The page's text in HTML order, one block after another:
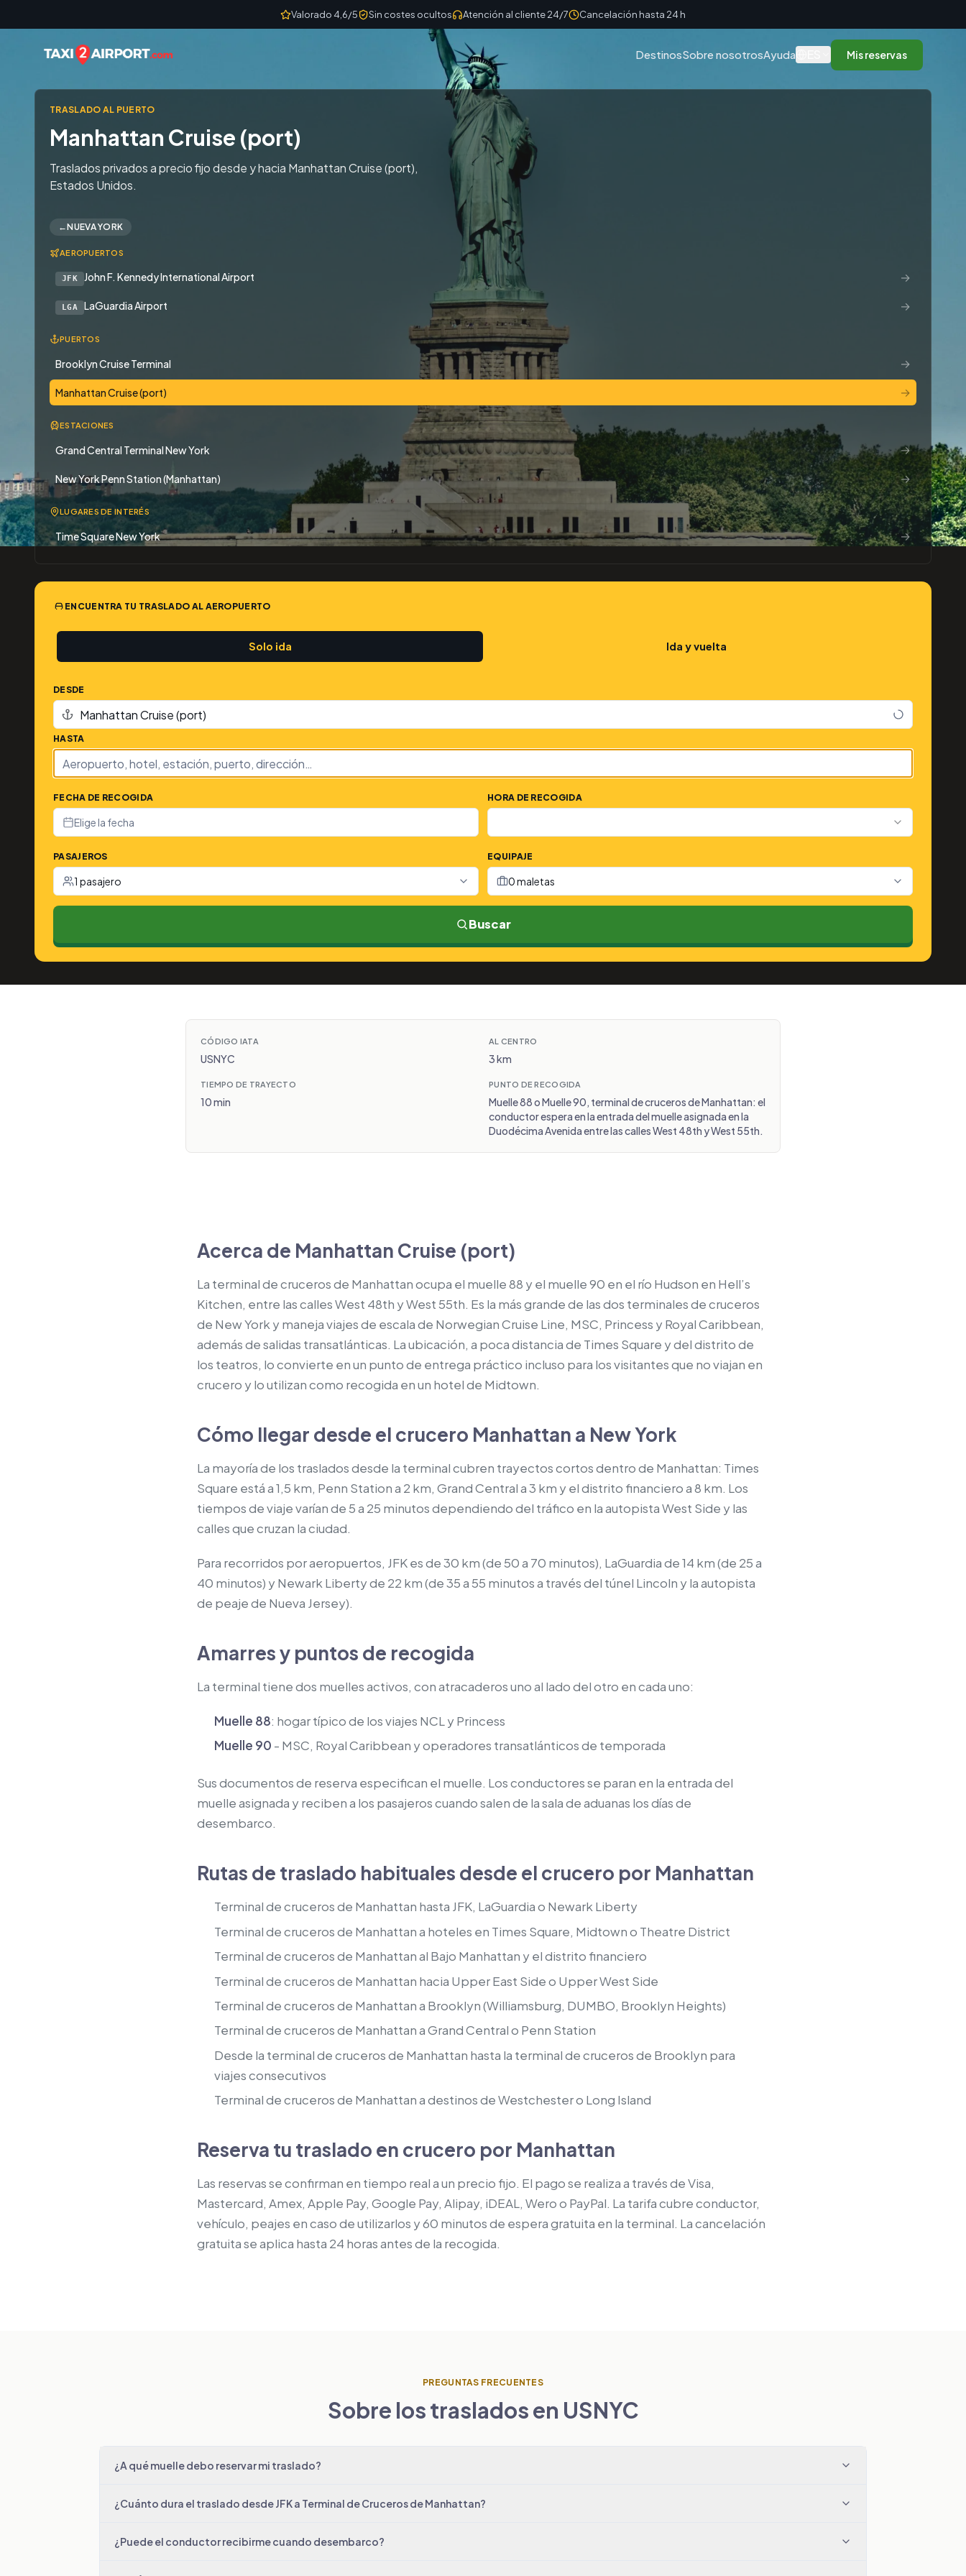
Valorado 4,6/5 Sin costes ocultos Atención al cliente 24/7 Cancelación hasta 24 h
DestinosSobre nosotrosAyuda Mis reservas
TRASLADO AL PUERTO
Manhattan Cruise (port)
Traslados privados a precio fijo desde y hacia Manhattan Cruise (port),
Estados Unidos.
←NUEVA YORK
AEROPUERTOS
JFK John F. Kennedy International Airport →
LGA LaGuardia Airport →
PUERTOS
Brooklyn Cruise Terminal →
Manhattan Cruise (port) →
ESTACIONES
Grand Central Terminal New York →
New York Penn Station (Manhattan) →
LUGARES DE INTERÉS
Time Square New York →
ENCUENTRA TU TRASLADO AL AEROPUERTO
Solo ida Ida y vuelta
DESDE
HASTA
FECHA DE RECOGIDA
Elige la fecha
HORA DE RECOGIDA
PASAJEROS
1 pasajero
EQUIPAJE
0 maletas
Buscar
CÓDIGO IATA
USNYC
AL CENTRO
3 km
TIEMPO DE TRAYECTO
10 min
PUNTO DE RECOGIDA
Muelle 88 o Muelle 90, terminal de cruceros de Manhattan: el
conductor espera en la entrada del muelle asignada en la
Duodécima Avenida entre las calles West 48th y West 55th.
Acerca de Manhattan Cruise (port)
La terminal de cruceros de Manhattan ocupa el muelle 88 y el muelle 90 en el río Hudson en Hell’s
Kitchen, entre las calles West 48th y West 55th. Es la más grande de las dos terminales de cruceros
de New York y maneja viajes de escala de Norwegian Cruise Line, MSC, Princess y Royal Caribbean,
además de salidas transatlánticas. La ubicación, a poca distancia de Times Square y del distrito de
los teatros, lo convierte en un punto de entrega práctico incluso para los visitantes que no viajan en
crucero y lo utilizan como recogida en un hotel de Midtown.
Cómo llegar desde el crucero Manhattan a New York
La mayoría de los traslados desde la terminal cubren trayectos cortos dentro de Manhattan: Times
Square está a 1,5 km, Penn Station a 2 km, Grand Central a 3 km y el distrito financiero a 8 km. Los
tiempos de viaje varían de 5 a 25 minutos dependiendo del tráfico en la autopista West Side y las
calles que cruzan la ciudad.
Para recorridos por aeropuertos, JFK es de 30 km (de 50 a 70 minutos), LaGuardia de 14 km (de 25 a
40 minutos) y Newark Liberty de 22 km (de 35 a 55 minutos a través del túnel Lincoln y la autopista
de peaje de Nueva Jersey).
Amarres y puntos de recogida
La terminal tiene dos muelles activos, con atracaderos uno al lado del otro en cada uno:
Muelle 88: hogar típico de los viajes NCL y Princess
Muelle 90 - MSC, Royal Caribbean y operadores transatlánticos de temporada
Sus documentos de reserva especifican el muelle. Los conductores se paran en la entrada del
muelle asignada y reciben a los pasajeros cuando salen de la sala de aduanas los días de
desembarco.
Rutas de traslado habituales desde el crucero por Manhattan
Terminal de cruceros de Manhattan hasta JFK, LaGuardia o Newark Liberty
Terminal de cruceros de Manhattan a hoteles en Times Square, Midtown o Theatre District
Terminal de cruceros de Manhattan al Bajo Manhattan y el distrito financiero
Terminal de cruceros de Manhattan hacia Upper East Side o Upper West Side
Terminal de cruceros de Manhattan a Brooklyn (Williamsburg, DUMBO, Brooklyn Heights)
Terminal de cruceros de Manhattan a Grand Central o Penn Station
Desde la terminal de cruceros de Manhattan hasta la terminal de cruceros de Brooklyn para
viajes consecutivos
Terminal de cruceros de Manhattan a destinos de Westchester o Long Island
Reserva tu traslado en crucero por Manhattan
Las reservas se confirman en tiempo real a un precio fijo. El pago se realiza a través de Visa,
Mastercard, Amex, Apple Pay, Google Pay, Alipay, iDEAL, Wero o PayPal. La tarifa cubre conductor,
vehículo, peajes en caso de utilizarlos y 60 minutos de espera gratuita en la terminal. La cancelación
gratuita se aplica hasta 24 horas antes de la recogida.
PREGUNTAS FRECUENTES
Sobre los traslados en USNYC
¿A qué muelle debo reservar mi traslado?
¿Cuánto dura el traslado desde JFK a Terminal de Cruceros de Manhattan?
¿Puede el conductor recibirme cuando desembarco?